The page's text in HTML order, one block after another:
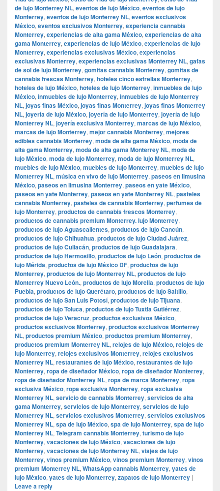
de lujo Monterrey NL, eventos de lujo México, eventos de lujo
Monterrey, eventos de lujo Monterrey NL, eventos exclusivos
México, eventos exclusivos Monterrey, experiencia cannabis
Monterrey, experiencias de alta gama México, experiencias de alta
gama Monterrey, experiencias de lujo México, experiencias de lujo
Monterrey, experiencias exclusivas México, experiencias
exclusivas Monterrey, experiencias exclusivas Monterrey NL, gafas
de sol de lujo Monterrey, gomitas cannabis Monterrey, gomitas de
cannabis frescas Monterrey, hoteles cinco estrellas Monterrey,
hoteles de lujo México, hoteles de lujo Monterrey, inmuebles de lujo
México, inmuebles de lujo Monterrey, inmuebles de lujo Monterrey
NL, joyas finas México, joyas finas Monterrey, joyas finas Monterrey
NL, joyería de lujo México, joyería de lujo Monterrey, joyería de lujo
Monterrey NL, joyería exclusiva Monterrey, marcas de lujo México,
marcas de lujo Monterrey, mejor cannabis Monterrey, mejores
edibles cannabis Monterrey, moda de alta gama México, moda de
alta gama Monterrey, moda de alta gama Monterrey NL, moda de
lujo México, moda de lujo Monterrey, moda de lujo Monterrey NL,
muebles de lujo México, muebles de lujo Monterrey, muebles de lujo
Monterrey NL, música en vivo de lujo Monterrey, paseos en limusina
México, paseos en limusina Monterrey, paseos en yate México,
paseos en yate Monterrey, paseos en yate Monterrey NL, pasteles
cannabis Monterrey, pasteles de cannabis Monterrey, perfumes de
lujo Monterrey, productos de cannabis frescos Monterrey,
productos de cannabis premium Monterrey. lujo Monterrey,
productos de lujo Aguascalientes, productos de lujo Cancún,
productos de lujo Chihuahua, productos de lujo Ciudad Juárez,
productos de lujo Culiacán, productos de lujo Guadalajara,
productos de lujo Hermosillo, productos de lujo León, productos de
lujo Mérida, productos de lujo México DF, productos de lujo
Monterrey, productos de lujo Monterrey NL, productos de lujo
Monterrey Nuevo León., productos de lujo Morelia, productos de lujo
Puebla, productos de lujo Querétaro, productos de lujo Saltillo,
productos de lujo San Luis Potosí, productos de lujo Tijuana,
productos de lujo Toluca, productos de lujo Tuxtla Gutiérrez,
productos de lujo Veracruz, productos exclusivos México,
productos exclusivos Monterrey, productos exclusivos Monterrey
NL, productos premium México, productos premium Monterrey,
productos premium Monterrey NL, relojes de lujo México, relojes de
lujo Monterrey, relojes exclusivos Monterrey, relojes exclusivos
Monterrey NL, restaurantes de lujo México, restaurantes de lujo
Monterrey, ropa de diseñador México, ropa de diseñador Monterrey,
ropa de diseñador Monterrey NL, ropa de marca Monterrey, ropa
exclusiva México, ropa exclusiva Monterrey, ropa exclusiva
Monterrey NL, servicio de cannabis Monterrey, servicios de alta
gama Monterrey, servicios de lujo Monterrey, servicios de lujo
Monterrey NL, servicios exclusivos Monterrey, servicios exclusivos
Monterrey NL, spa de lujo México, spa de lujo Monterrey, spa de lujo
Monterrey NL, Telegram cannabis Monterrey, turismo de lujo
Monterrey, vacaciones de lujo México, vacaciones de lujo
Monterrey, vacaciones de lujo Monterrey NL, viajes de lujo
Monterrey, vinos premium México, vinos premium Monterrey, vinos
premium Monterrey NL, WhatsApp cannabis Monterrey, yates de
lujo México, yates de lujo Monterrey, zapatos de lujo Monterrey |
Leave a reply